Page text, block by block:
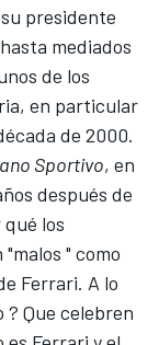
presidente
mediados
de los
en particular
de 2000.
Sportivo, en
después de
los
" como
Ferrari. A lo
? Que celebren